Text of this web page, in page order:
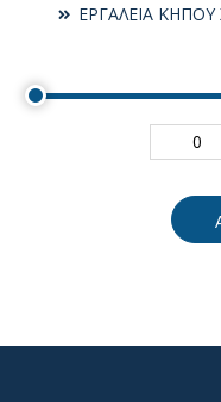
ΕΡΓΑΛΕΙΑ ΚΗΠΟΥ